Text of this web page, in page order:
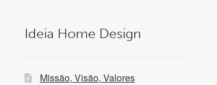
Ideia Home Design
Missão, Visão, Valores